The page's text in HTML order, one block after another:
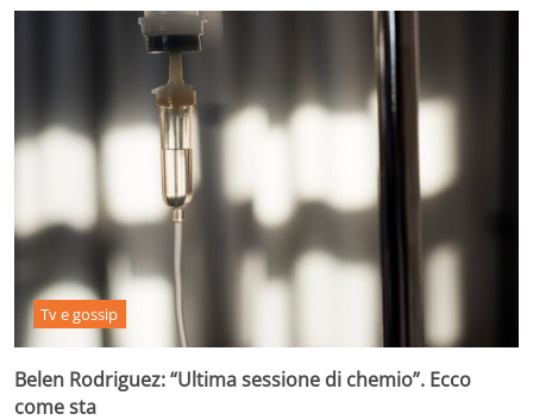
Tv e gossip
Belen Rodriguez: “Ultima sessione di chemio”. Ecco
come sta